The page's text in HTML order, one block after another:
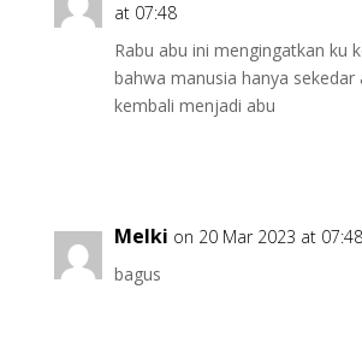
at 07:48
Rabu abu ini mengingatkan ku
bahwa manusia hanya sekedar
kembali menjadi abu
Melki on 20 Mar 2023 at 07:48
bagus